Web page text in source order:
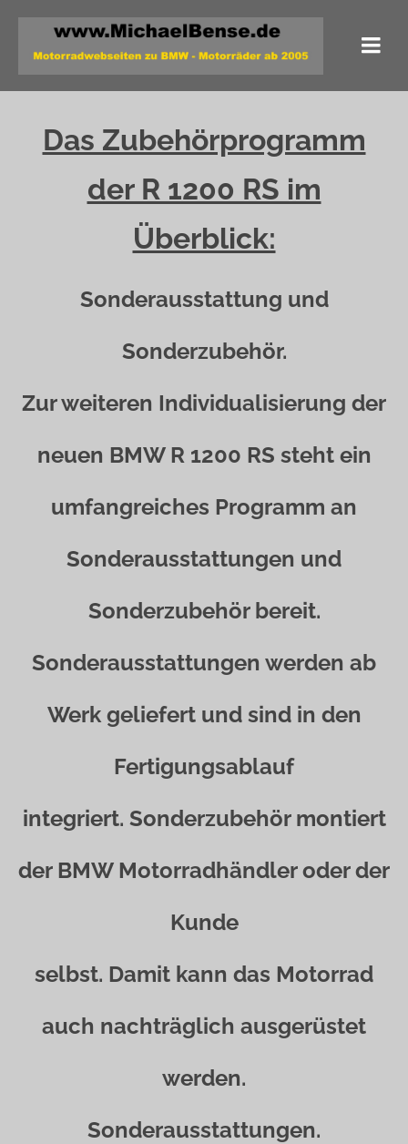
Das Zubehörprogramm
der R 1200 RS im
Überblick:
Sonderausstattung und
Sonderzubehör.
Zur weiteren Individualisierung der
neuen BMW R 1200 RS steht ein
umfangreiches Programm an
Sonderausstattungen und
Sonderzubehör bereit.
Sonderausstattungen werden ab
Werk geliefert und sind in den
Fertigungsablauf
integriert. Sonderzubehör montiert
der BMW Motorradhändler oder der
Kunde
selbst. Damit kann das Motorrad
auch nachträglich ausgerüstet
werden.
Sonderausstattungen.